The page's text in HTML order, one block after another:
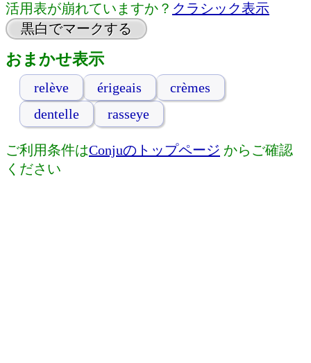
活用表が崩れていますか？ クラシック表示
黒白でマークする
おまかせ表示
relève érigeais
crèmes
dentelle
rasseye
ご利用条件はConjuのトップページ からご確認
ください